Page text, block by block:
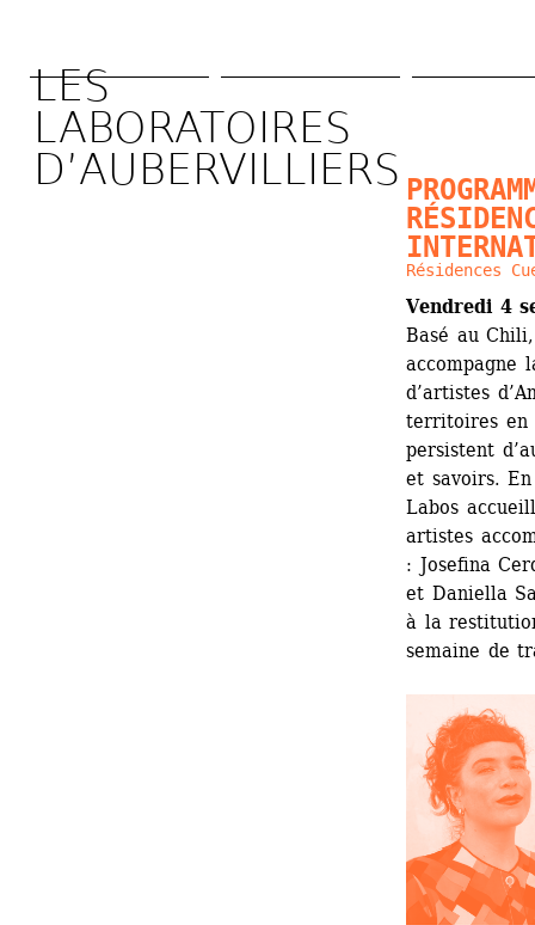
principal
LES
LABORATOIRES
D’AUBERVILLIERS
Résidences
Vendredi 4
Basé au
­accompagne
d’artistes
territoires en
persistent
et savoirs.
Labos
artistes
: Josefina
et Daniella
à la
semaine de